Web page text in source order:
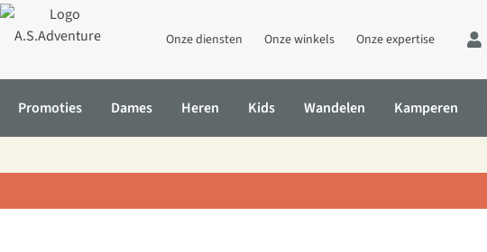
Onze diensten Onze winkels Onze expertise
Promoties Dames Heren Kids Wandelen Kamperen